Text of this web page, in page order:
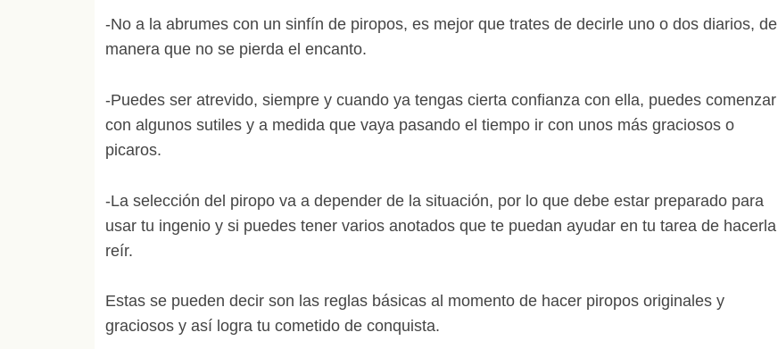
-No a la abrumes con un sinfín de piropos, es mejor que trates de decirle uno o dos diarios, de
manera que no se pierda el encanto.
-Puedes ser atrevido, siempre y cuando ya tengas cierta confianza con ella, puedes comenzar
con algunos sutiles y a medida que vaya pasando el tiempo ir con unos más graciosos o
picaros.
-La selección del piropo va a depender de la situación, por lo que debe estar preparado para
usar tu ingenio y si puedes tener varios anotados que te puedan ayudar en tu tarea de hacerla
reír.
Estas se pueden decir son las reglas básicas al momento de hacer piropos originales y
graciosos y así logra tu cometido de conquista.